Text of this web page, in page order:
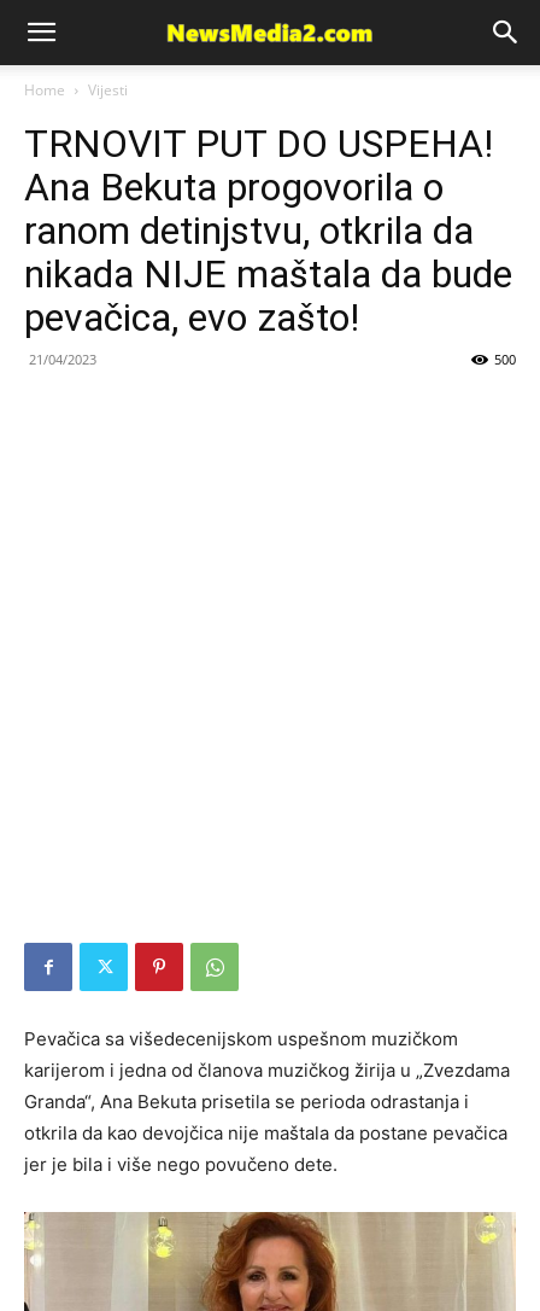
News
Home Vijesti
TRNOVIT PUT DO USPEHA!
Ana Bekuta progovorila o
ranom detinjstvu, otkrila da
nikada NIJE maštala da bude
pevačica, evo zašto!
21/04/2023 500
Pevačica sa višedecenijskom uspešnom muzičkom
karijerom i jedna od članova muzičkog žirija u „Zvezdama
Granda“, Ana Bekuta prisetila se perioda odrastanja i
otkrila da kao devojčica nije maštala da postane pevačica
jer je bila i više nego povučeno dete.